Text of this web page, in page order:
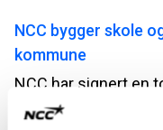
NCC bygger skole
kommune
2026-07-07 13:00